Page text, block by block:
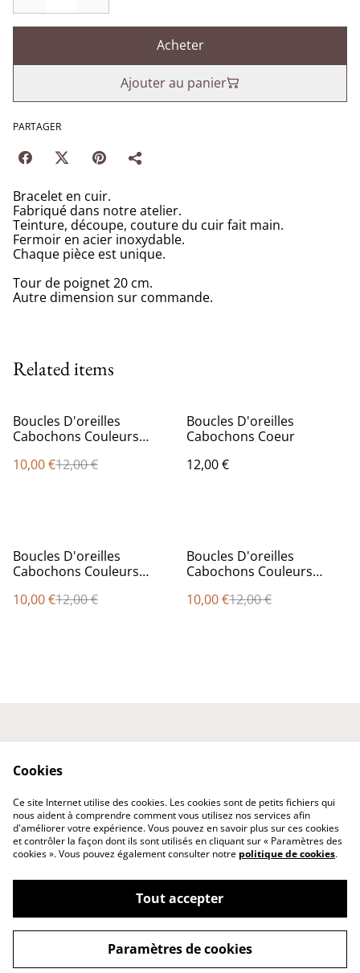
Acheter
Ajouter au panier
PARTAGER
Bracelet en cuir.
Fabriqué dans notre atelier.
Teinture, découpe, couture du cuir fait main.
Fermoir en acier inoxydable.
Chaque pièce est unique.
Tour de poignet 20 cm.
Autre dimension sur commande.
Related items
%
Boucles D'oreilles
Cabochons Couleurs
10,00 €12,00 €
Boucles D'oreilles
Cabochons Coeur
12,00 €
%
Boucles D'oreilles
Cabochons Couleurs
10,00 €12,00 €
%
Boucles D'oreilles
Cabochons Couleurs
10,00 €12,00 €
Expédition et
Livraison
©2026A.E.Créatifs
powered by
Cookies
Ce site Internet utilise des cookies. Les cookies sont de petits fichiers qui
nous aident à comprendre comment vous utilisez nos services afin
d'améliorer votre expérience. Vous pouvez en savoir plus sur ces cookies
et contrôler la façon dont ils sont utilisés en cliquant sur « Paramètres des
cookies ». Vous pouvez également consulter notre politique de cookies.
Tout accepter
Paramètres de cookies